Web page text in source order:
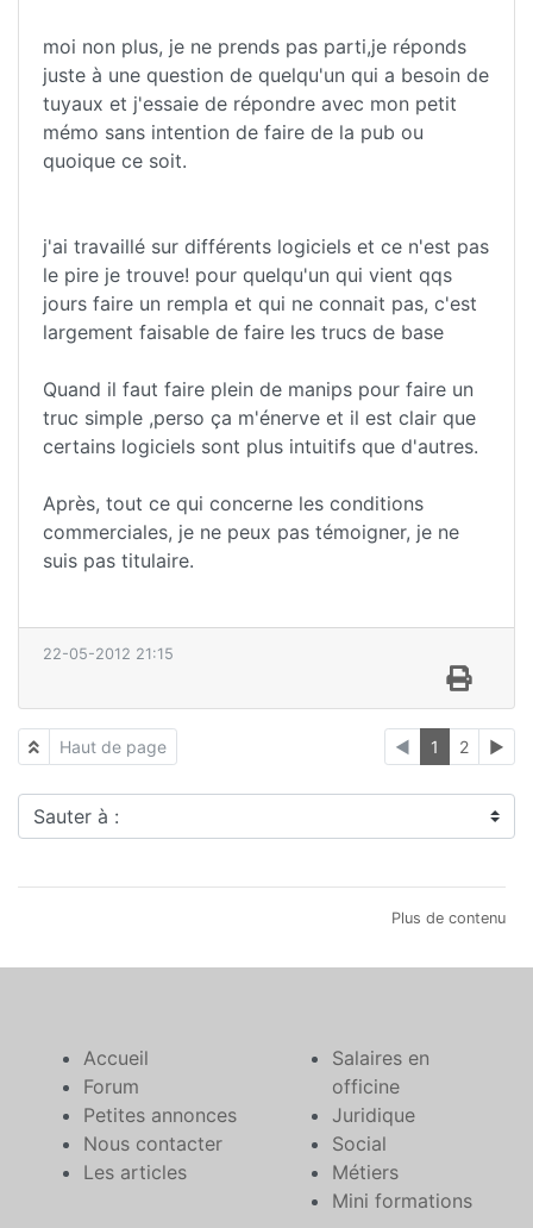
moi non plus, je ne prends pas parti,je réponds
juste à une question de quelqu'un qui a besoin de
tuyaux et j'essaie de répondre avec mon petit
mémo sans intention de faire de la pub ou
quoique ce soit.
j'ai travaillé sur différents logiciels et ce n'est pas
le pire je trouve! pour quelqu'un qui vient qqs
jours faire un rempla et qui ne connait pas, c'est
largement faisable de faire les trucs de base
Quand il faut faire plein de manips pour faire un
truc simple ,perso ça m'énerve et il est clair que
certains logiciels sont plus intuitifs que d'autres.
Après, tout ce qui concerne les conditions
commerciales, je ne peux pas témoigner, je ne
suis pas titulaire.
22-05-2012 21:15
Haut de page ◄ 1 2 ►
Sauter à :
Plus de contenu
Accueil
Forum
Petites annonces
Nous contacter
Les articles
Salaires en
officine
Juridique
Social
Métiers
Mini formations